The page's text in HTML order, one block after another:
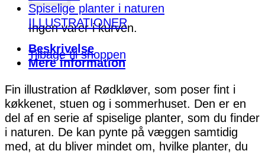
Ingen varer i kurven.
Tilbage til shoppen
Spiselige planter i naturen
ILLUSTRATIONER
Beskrivelse
Mere information
Fin illustration af Rødkløver, som poser fint i
køkkenet, stuen og i sommerhuset. Den er en
del af en serie af spiselige planter, som du finder
i naturen. De kan pynte på væggen samtidig
med, at du bliver mindet om, hvilke planter, du